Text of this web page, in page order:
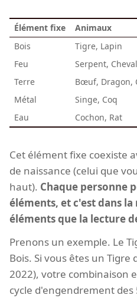
Élément fixe Animaux
Bois
Tigre, Lapin
Feu
Serpent, Cheval
Terre
Bœuf, Dragon,
Métal
Singe, Coq
Eau
Cochon, Rat
Cet élément fixe coexiste
de naissance (celui que
haut). Chaque personne
éléments, et c'est dans
éléments que la lecture
Prenons un exemple. Le
Bois. Si vous êtes un Tigre
2022), votre combinaison
cycle d'engendrement